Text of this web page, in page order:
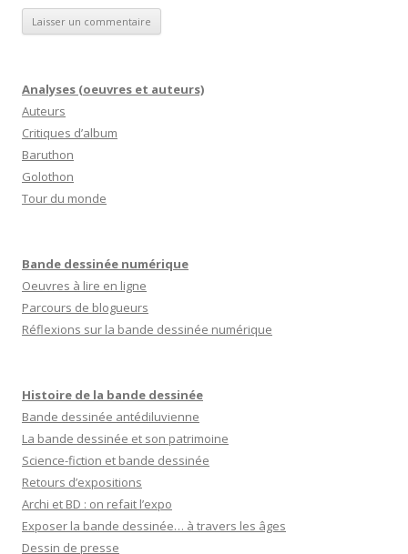
Analyses (oeuvres et auteurs)
Auteurs
Critiques d’album
Baruthon
Golothon
Tour du monde
Bande dessinée numérique
Oeuvres à lire en ligne
Parcours de blogueurs
Réflexions sur la bande dessinée numérique
Histoire de la bande dessinée
Bande dessinée antédiluvienne
La bande dessinée et son patrimoine
Science-fiction et bande dessinée
Retours d’expositions
Archi et BD : on refait l’expo
Exposer la bande dessinée… à travers les âges
Dessin de presse